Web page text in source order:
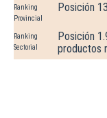
Ranking
Provincial
Posición
Ranking
Sectorial
Posición
productos